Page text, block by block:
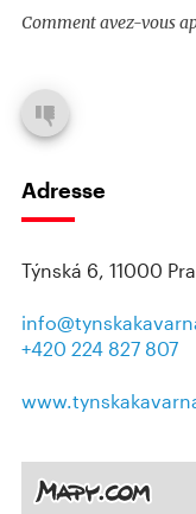
Comment avez-vous
Adresse
Týnská 6, 11000
+420 224 827 807